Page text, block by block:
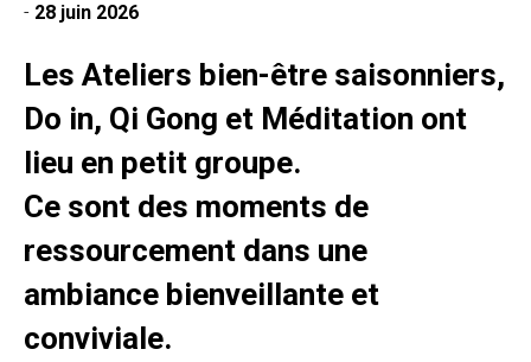
- 28 juin 2026
Les Ateliers bien-être saisonniers,
Do in, Qi Gong et Méditation ont
lieu en petit groupe.
Ce sont des moments de
ressourcement dans une
ambiance bienveillante et
conviviale.